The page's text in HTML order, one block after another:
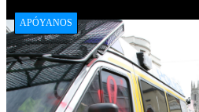
APÓYANOS